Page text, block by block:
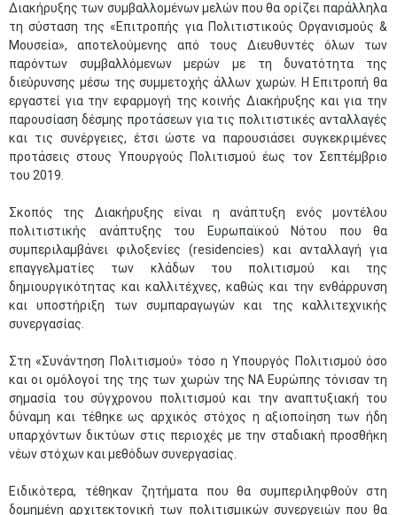
Διακήρυξης των συμβαλλομένων μελών που θα ορίζει παράλληλα
τη σύσταση της «Επιτροπής για Πολιτιστικούς Οργανισμούς &
Μουσεία», αποτελούμενης από τους Διευθυντές όλων των
παρόντων συμβαλλόμενων μερών με τη δυνατότητα της
διεύρυνσης μέσω της συμμετοχής άλλων χωρών. Η Επιτροπή θα
εργαστεί για την εφαρμογή της κοινής Διακήρυξης και για την
παρουσίαση δέσμης προτάσεων για τις πολιτιστικές ανταλλαγές
και τις συνέργειες, έτσι ώστε να παρουσιάσει συγκεκριμένες
προτάσεις στους Υπουργούς Πολιτισμού έως τον Σεπτέμβριο
του 2019.
Σκοπός της Διακήρυξης είναι η ανάπτυξη ενός μοντέλου
πολιτιστικής ανάπτυξης του Ευρωπαϊκού Νότου που θα
συμπεριλαμβάνει φιλοξενίες (residencies) και ανταλλαγή για
επαγγελματίες των κλάδων του πολιτισμού και της
δημιουργικότητας και καλλιτέχνες, καθώς και την ενθάρρυνση
και υποστήριξη των συμπαραγωγών και της καλλιτεχνικής
συνεργασίας.
Στη «Συνάντηση Πολιτισμού» τόσο η Υπουργός Πολιτισμού όσο
και οι ομόλογοί της της των χωρών της ΝΑ Ευρώπης τόνισαν τη
σημασία του σύγχρονου πολιτισμού και την αναπτυξιακή του
δύναμη και τέθηκε ως αρχικός στόχος η αξιοποίηση των ήδη
υπαρχόντων δικτύων στις περιοχές με την σταδιακή προσθήκη
νέων στόχων και μεθόδων συνεργασίας.
Ειδικότερα, τέθηκαν ζητήματα που θα συμπεριληφθούν στη
δομημένη αρχιτεκτονική των πολιτισμικών συνεργειών που θα